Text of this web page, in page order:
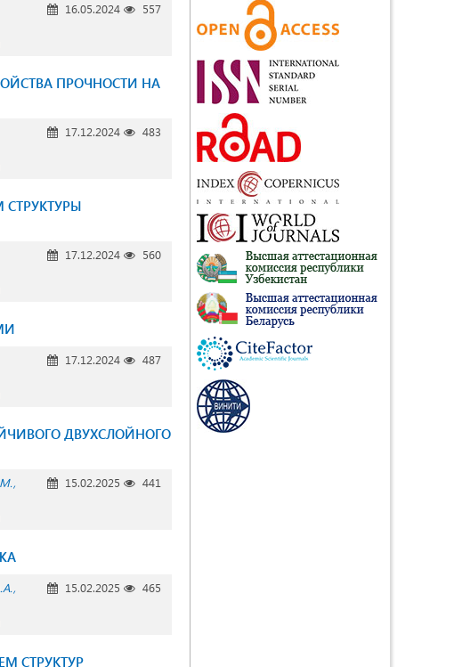
16.05.2024 557
ПРОЧНОСТИ НА
17.12.2024 483
17.12.2024 560
17.12.2024 487
ДВУХСЛОЙНОГО
15.02.2025 441
15.02.2025 465
СТРУКТУР